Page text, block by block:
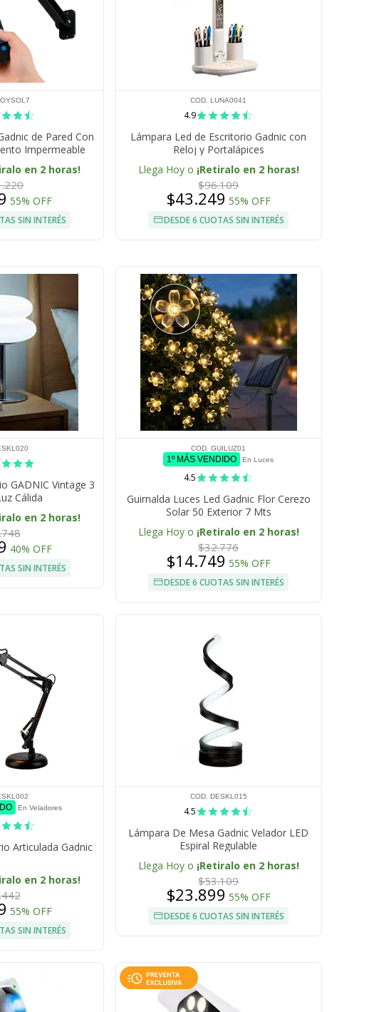
de Pared Con
Impermeable
en 2 horas!
55% OFF
SIN INTERÉS
COD. LUNA0041
4.9
Lámpara Led de Escritorio Gadnic con
Reloj y Portalápices
Llega Hoy o ¡Retiralo en 2 horas!
$96.109
$43.249 55% OFF
DESDE 6 CUOTAS SIN INTERÉS
GADNIC Vintage 3
Cálida
en 2 horas!
40% OFF
SIN INTERÉS
COD. GUILUZ01
1º MÁS VENDIDO En Luces
4.5
Guirnalda Luces Led Gadnic Flor Cerezo
Solar 50 Exterior 7 Mts
Llega Hoy o ¡Retiralo en 2 horas!
$32.776
$14.749 55% OFF
DESDE 6 CUOTAS SIN INTERÉS
En Veladores
Articulada Gadnic
en 2 horas!
55% OFF
SIN INTERÉS
COD. DESKL015
4.5
Lámpara De Mesa Gadnic Velador LED
Espiral Regulable
Llega Hoy o ¡Retiralo en 2 horas!
$53.109
$23.899 55% OFF
DESDE 6 CUOTAS SIN INTERÉS